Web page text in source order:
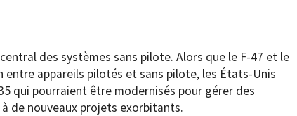
des systèmes sans pilote. Alors que le F-47 et le
entre appareils pilotés et sans pilote, les États-Unis
qui pourraient être modernisés pour gérer des
de nouveaux projets exorbitants.